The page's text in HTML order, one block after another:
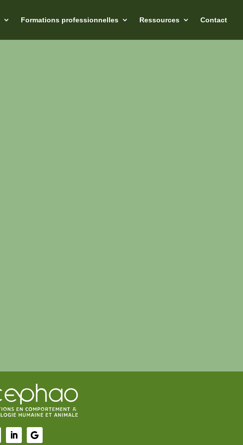
Formations professionnelles Ressources Contact